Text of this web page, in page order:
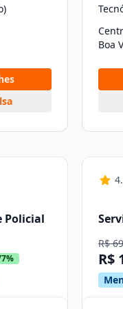
Boa
Policial
R$
R$